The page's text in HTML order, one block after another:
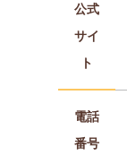
公式
サイ
ト
電話
番号